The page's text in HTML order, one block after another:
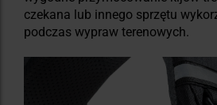
czekana lub innego sprzętu
podczas wypraw terenowych.